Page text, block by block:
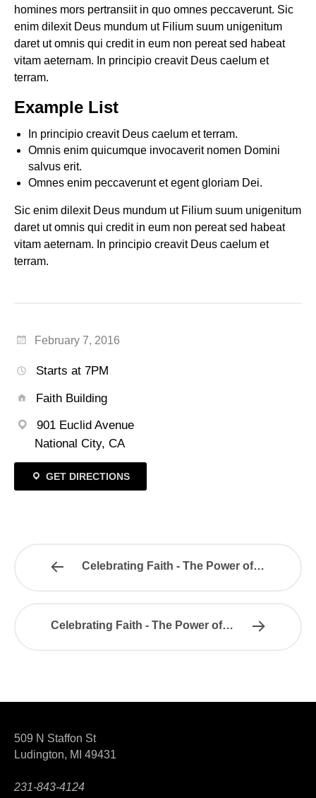
homines mors pertransiit in quo omnes peccaverunt. Sic
enim dilexit Deus mundum ut Filium suum unigenitum
daret ut omnis qui credit in eum non pereat sed habeat
vitam aeternam. In principio creavit Deus caelum et
terram.
Example List
In principio creavit Deus caelum et terram.
Omnis enim quicumque invocaverit nomen Domini
salvus erit.
Omnes enim peccaverunt et egent gloriam Dei.
Sic enim dilexit Deus mundum ut Filium suum unigenitum
daret ut omnis qui credit in eum non pereat sed habeat
vitam aeternam. In principio creavit Deus caelum et
terram.
February 7, 2016
Starts at 7PM
Faith Building
901 Euclid Avenue
National City, CA
GET DIRECTIONS
Celebrating Faith - The Power of…
Celebrating Faith - The Power of…
509 N Staffon St
Ludington, MI 49431
231-843-4124